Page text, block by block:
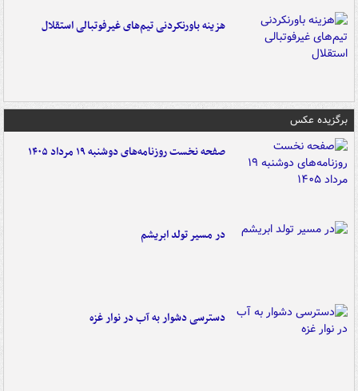
هزینه باورنکردنی تیم‌های غیرفوتبالی استقلال
برگزیده عکس
صفحه نخست روزنامه‌های دوشنبه ۱۹ مرداد ۱۴۰۵
در مسیر تولد ابریشم
دسترسی دشوار به آب در نوار غزه